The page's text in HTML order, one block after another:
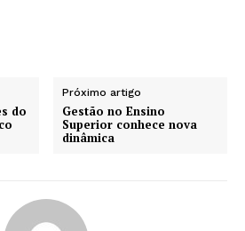
do
Próximo artigo
Gestão no Ensino
Superior conhece nova
dinâmica